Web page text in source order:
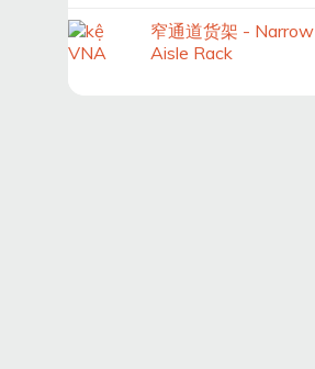
窄通道货架 - Narrow
Aisle Rack